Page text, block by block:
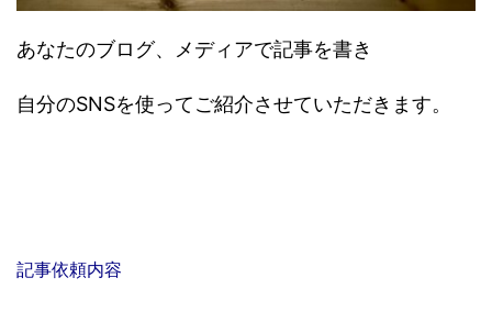
あなたのブログ、メディアで記事を書き
自分のSNSを使ってご紹介させていただきます。
記事依頼内容